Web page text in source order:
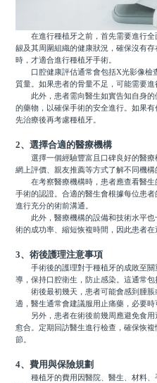
在進行種植牙之前，首先需要進行全
龈及其周圍組織的健康狀況，確保沒有
時，才適合進行種植牙手術。
口腔健康評估通常會包括X光影像檢
質量。如果患者的骨量不足，可能需要進
此外，患者需向醫生如實告知自身的
的藥物，以確保手術的安全進行。如果
先治療後再考慮種植牙。
2、選擇合適的醫療機構
選擇一個經驗豐富且口碑良好的醫療
網上評價、親友推薦等方式了解不同機構
在考察醫療機構時，患者應查看醫生
手術的認證。合適的醫生會根據每位患
進行充分的術前溝通。
此外，醫療機構的設備和技術水平也
術的成功率、縮短恢複時間，因此患者在
3、術後護理注意事項
手術後的護理對于種植牙的成敗至關
導，保持口腔衛生，防止感染。這通常
術後最初幾天，患者可能會感到腫脹
適，醫生通常會建議服用止痛藥，必要時
另外，患者在術後前幾周應避免食用
愈合。定期回訪醫生進行檢查，確保恢
節。
4、費用與保險規劃
種植牙的費用因醫院、醫生、材料、